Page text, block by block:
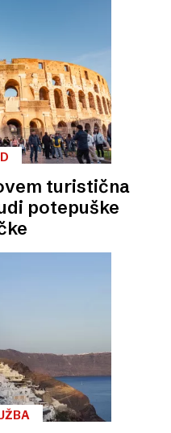
turistična
potepuške